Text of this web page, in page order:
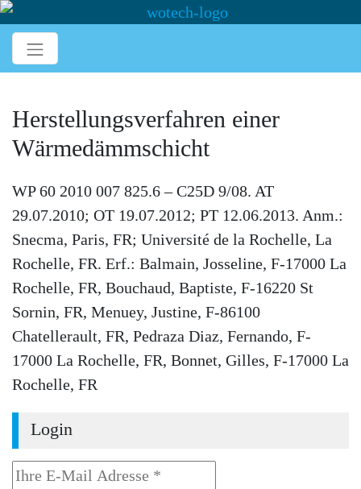
Herstellungsverfahren einer
Wärmedämmschicht
WP 60 2010 007 825.6 – C25D 9/08. AT
29.07.2010; OT 19.07.2012; PT 12.06.2013. Anm.:
Snecma, Paris, FR; Université de la Rochelle, La
Rochelle, FR. Erf.: Balmain, Josseline, F-17000 La
Rochelle, FR, Bouchaud, Baptiste, F-16220 St
Sornin, FR, Menuey, Justine, F-86100
Chatellerault, FR, Pedraza Diaz, Fernando, F-
17000 La Rochelle, FR, Bonnet, Gilles, F-17000 La
Rochelle, FR
Login